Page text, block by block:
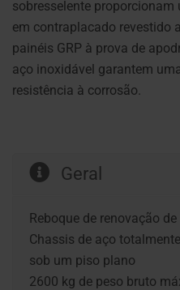
sobresselente
em contraplacado revestido
painéis GRP à prova de
aço inoxidável garantem
resistência à corrosão.
Geral
Reboque de renovação
Chassis de aço
sob um piso plano
2600 kg de peso bruto